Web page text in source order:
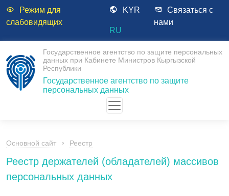
Режим для
слабовидящих
KYR
RU
Связаться с
нами
Государственное агентство по защите персональных
данных при Кабинете Министров Кыргызской
Республики
Государственное агентство по защите
персональных данных
Основной сайт Реестр
Реестр держателей (обладателей) массивов
персональных данных